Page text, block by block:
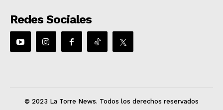
Redes Sociales
© 2023 La Torre News. Todos los derechos reservados